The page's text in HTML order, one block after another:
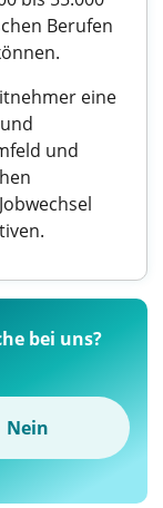
Berufen
eine
und
bei uns?
Nein